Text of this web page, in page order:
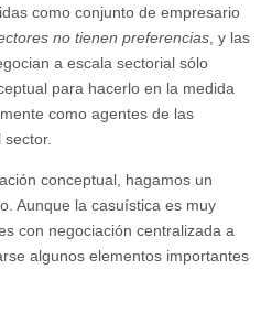
como conjunto de empresario
no tienen preferencias , y las
a escala sectorial sólo
para hacerlo en la medida
como agentes de las
conceptual, hagamos un
Aunque la casuística es muy
con negociación centralizada a
algunos elementos importantes